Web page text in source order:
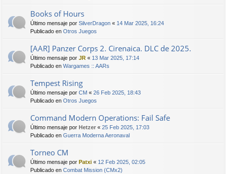
Books of Hours
Último mensaje por SilverDragon « 14 Mar 2025, 16:24
Publicado en Otros Juegos
[AAR] Panzer Corps 2. Cirenaica. DLC de 2025.
Último mensaje por JR « 13 Mar 2025, 17:14
Publicado en Wargames :: AARs
Tempest Rising
Último mensaje por CM « 26 Feb 2025, 18:43
Publicado en Otros Juegos
Command Modern Operations: Fail Safe
Último mensaje por Hetzer « 25 Feb 2025, 17:03
Publicado en Guerra Moderna Aeronaval
Torneo CM
Último mensaje por Patxi « 12 Feb 2025, 02:05
Publicado en Combat Mission (CMx2)